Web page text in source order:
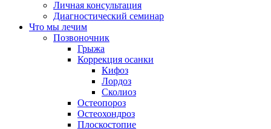
Личная консультация
Диагностический семинар
Что мы лечим
Позвоночник
Грыжа
Коррекция осанки
Кифоз
Лордоз
Сколиоз
Остеопороз
Остеохондроз
Плоскостопие